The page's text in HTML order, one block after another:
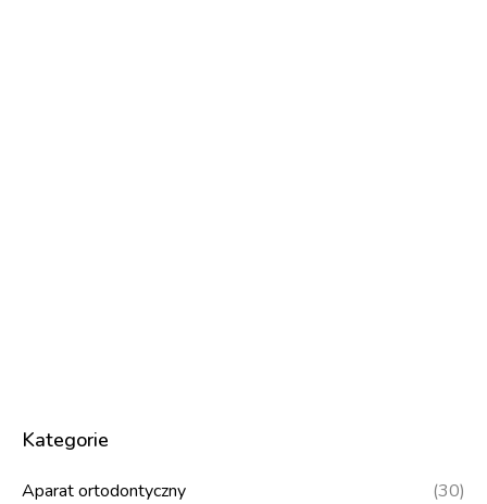
Kategorie
Aparat ortodontyczny
(30)